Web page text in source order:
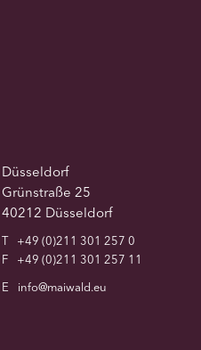
Düsseldorf
Grünstraße 25
40212 Düsseldorf
T
+49 (0)211 301 257 0
F
+49 (0)211 301 257 11
E
info@maiwald.eu